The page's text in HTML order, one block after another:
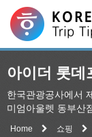
아이더 롯데
한국관광공사에서
미엄아울렛 동부산
Home 쇼핑